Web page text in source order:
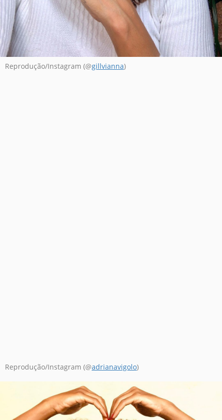
Reprodução/Instagram (@gillvianna)
Reprodução/Instagram (@adrianavigolo)